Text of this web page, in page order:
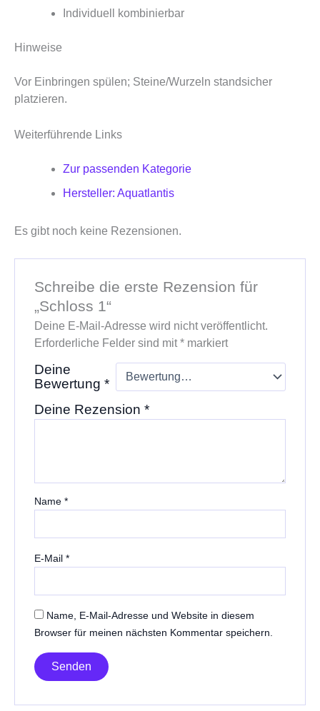
Individuell kombinierbar
Hinweise
Vor Einbringen spülen; Steine/Wurzeln standsicher
platzieren.
Weiterführende Links
Zur passenden Kategorie
Hersteller: Aquatlantis
Es gibt noch keine Rezensionen.
Schreibe die erste Rezension für
„Schloss 1“
Deine E-Mail-Adresse wird nicht veröffentlicht.
Erforderliche Felder sind mit*markiert
Deine
Bewertung *
Deine Rezension *
Name *
E-Mail *
Name, E-Mail-Adresse und Website in diesem
Browser für meinen nächsten Kommentar speichern.